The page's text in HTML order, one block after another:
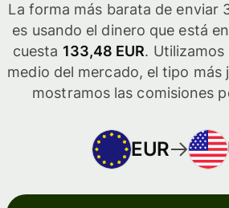
La forma más barata de enviar
es usando el dinero que está
cuesta 133,48 EUR.
medio del mercado, el tipo más
mostramos las comisiones
EUR